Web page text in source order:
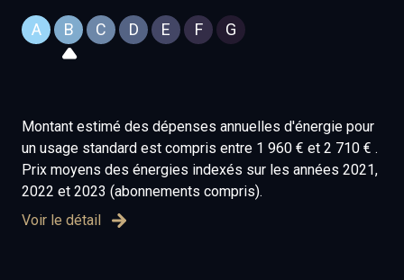
Les informations sur les risques auxquels ce bien est
exposé sont disponibles sur le site
A B C D E F G
Montant estimé des dépenses annuelles d'énergie pour
un usage standard est compris entre 1 960 € et 2 710 € .
Prix moyens des énergies indexés sur les années 2021,
2022 et 2023 (abonnements compris).
Voir le détail